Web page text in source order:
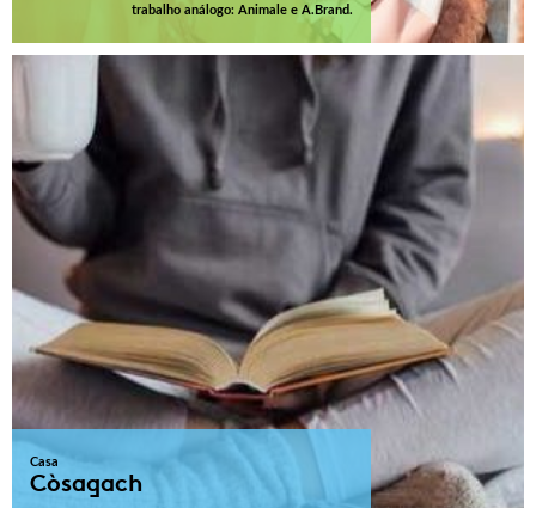
trabalho análogo: Animale e A.Brand.
Casa
Còsagach